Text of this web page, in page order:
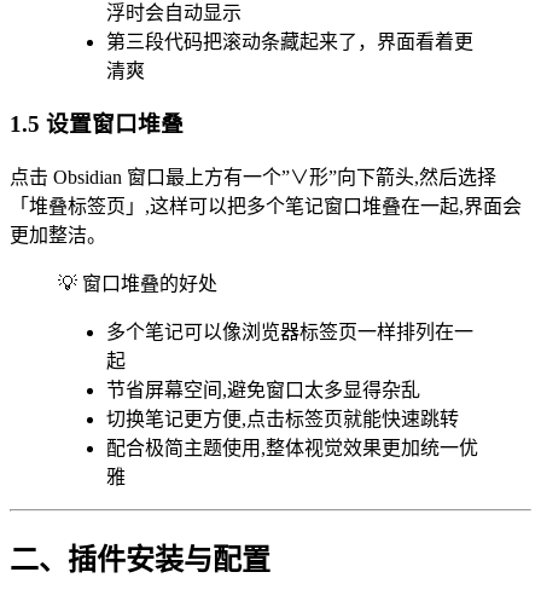
浮时会自动显示
第三段代码把滚动条藏起来了，界面看着更
清爽
1.5 设置窗口堆叠
点击 Obsidian 窗口最上方有一个”∨形”向下箭头,然后选择
「堆叠标签页」,这样可以把多个笔记窗口堆叠在一起,界面会
更加整洁。
💡 窗口堆叠的好处
多个笔记可以像浏览器标签页一样排列在一
起
节省屏幕空间,避免窗口太多显得杂乱
切换笔记更方便,点击标签页就能快速跳转
配合极简主题使用,整体视觉效果更加统一优
雅
二、插件安装与配置